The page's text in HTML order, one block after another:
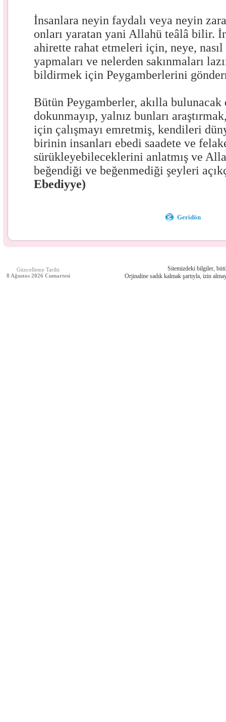
İnsanlara neyin faydalı veya neyin
onları yaratan yani Allahü teâlâ bilir.
ahirette rahat etmeleri için, neye, nasıl
yapmaları ve nelerden sakınmaları
bildirmek için Peygamberlerini
Bütün Peygamberler, akılla
dokunmayıp, yalnız bunları
için çalışmayı emretmiş, kendileri
birinin insanları ebedi saadete ve
sürükleyebileceklerini anlatmış ve
beğendiği ve beğenmediği şeyleri
Ebediyye)
Geridön
Güncelleme Tarihi
8 Ağustos 2026 Cumartesi
Sitemizdeki bilgiler,
Orjinaline sadık kalmak şartıyla, izin